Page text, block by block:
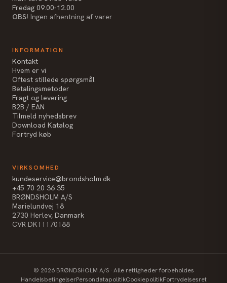
Fredag 09.00-12.00
OBS! Ingen afhentning af varer
INFORMATION
Kontakt
Hvem er vi
Oftest stillede spørgsmål
Betalingsmetoder
Fragt og levering
B2B / EAN
Tilmeld nyhedsbrev
Download Katalog
Fortryd køb
VIRKSOMHED
kundeservice@brondsholm.dk
+45 70 20 36 35
BRØNDSHOLM A/S
Marielundvej 18
2730 Herlev, Danmark
CVR DK11170188
© 2026BRØNDSHOLM A/S · Alle rettigheder forbeholdes
HandelsbetingelserPersondatapolitikCookiepolitikFortrydelsesret